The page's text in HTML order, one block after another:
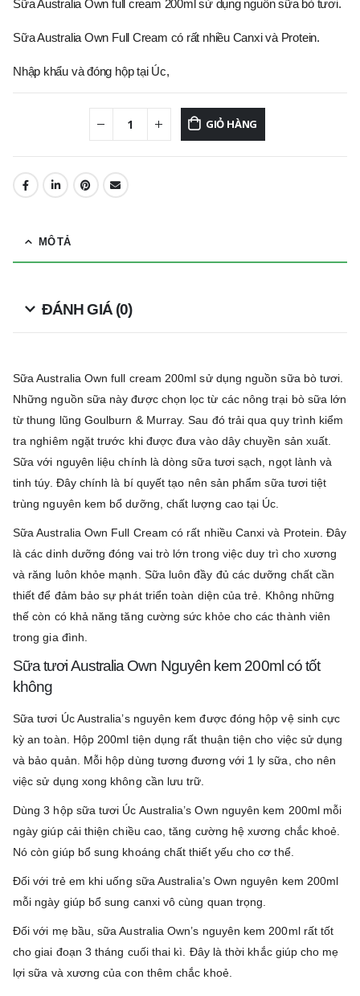
Sữa Australia Own full cream 200ml sử dụng nguồn sữa bò tươi.
Sữa Australia Own Full Cream có rất nhiều Canxi và Protein.
Nhập khẩu và đóng hộp tại Úc,
GIỎ HÀNG
MÔ TẢ
ĐÁNH GIÁ (0)
Sữa Australia Own full cream 200ml sử dụng nguồn sữa bò tươi.
Những nguồn sữa này được chọn lọc từ các nông trại bò sữa lớn
từ thung lũng Goulburn & Murray. Sau đó trải qua quy trình kiểm
tra nghiêm ngặt trước khi được đưa vào dây chuyền sản xuất.
Sữa với nguyên liệu chính là dòng sữa tươi sạch, ngọt lành và
tinh túy. Đây chính là bí quyết tạo nên sản phẩm sữa tươi tiệt
trùng nguyên kem bổ dưỡng, chất lượng cao tại Úc.
Sữa Australia Own Full Cream có rất nhiều Canxi và Protein. Đây
là các dinh dưỡng đóng vai trò lớn trong việc duy trì cho xương
và răng luôn khỏe mạnh. Sữa luôn đầy đủ các dưỡng chất cần
thiết để đảm bảo sự phát triển toàn diện của trẻ. Không những
thế còn có khả năng tăng cường sức khỏe cho các thành viên
trong gia đình.
Sữa tươi Australia Own Nguyên kem 200ml có tốt
không
Sữa tươi Úc Australia’s nguyên kem được đóng hộp vệ sinh cực
kỳ an toàn. Hộp 200ml tiện dụng rất thuận tiện cho việc sử dụng
và bảo quản. Mỗi hộp dùng tương đương với 1 ly sữa, cho nên
việc sử dụng xong không cần lưu trữ.
Dùng 3 hộp sữa tươi Úc Australia’s Own nguyên kem 200ml mỗi
ngày giúp cải thiện chiều cao, tăng cường hệ xương chắc khoẻ.
Nó còn giúp bổ sung khoáng chất thiết yếu cho cơ thể.
Đối với trẻ em khi uống sữa Australia’s Own nguyên kem 200ml
mỗi ngày giúp bổ sung canxi vô cùng quan trọng.
Đối với mẹ bầu, sữa Australia Own’s nguyên kem 200ml rất tốt
cho giai đoạn 3 tháng cuối thai kì. Đây là thời khắc giúp cho mẹ
lợi sữa và xương của con thêm chắc khoẻ.